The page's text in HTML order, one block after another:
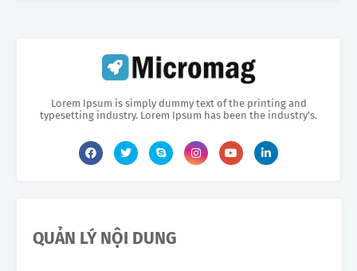
Lorem Ipsum is simply dummy text of the printing and
typesetting industry. Lorem Ipsum has been the industry's.
QUẢN LÝ NỘI DUNG